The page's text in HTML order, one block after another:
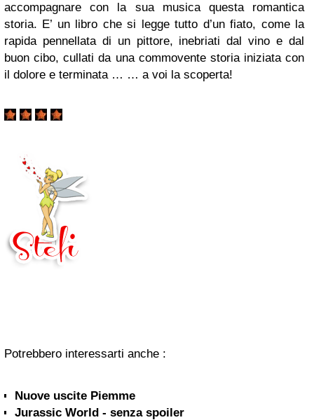
accompagnare con la sua musica questa romantica
storia. E’ un libro che si legge tutto d’un fiato, come la
rapida pennellata di un pittore, inebriati dal vino e dal
buon cibo, cullati da una commovente storia iniziata con
il dolore e terminata … … a voi la scoperta!
Potrebbero interessarti anche :
Nuove uscite Piemme
Jurassic World - senza spoiler